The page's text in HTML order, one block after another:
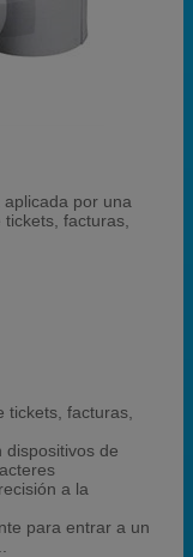
por una
facturas,
tickets, facturas,
dispositivos de
a la
para entrar a un